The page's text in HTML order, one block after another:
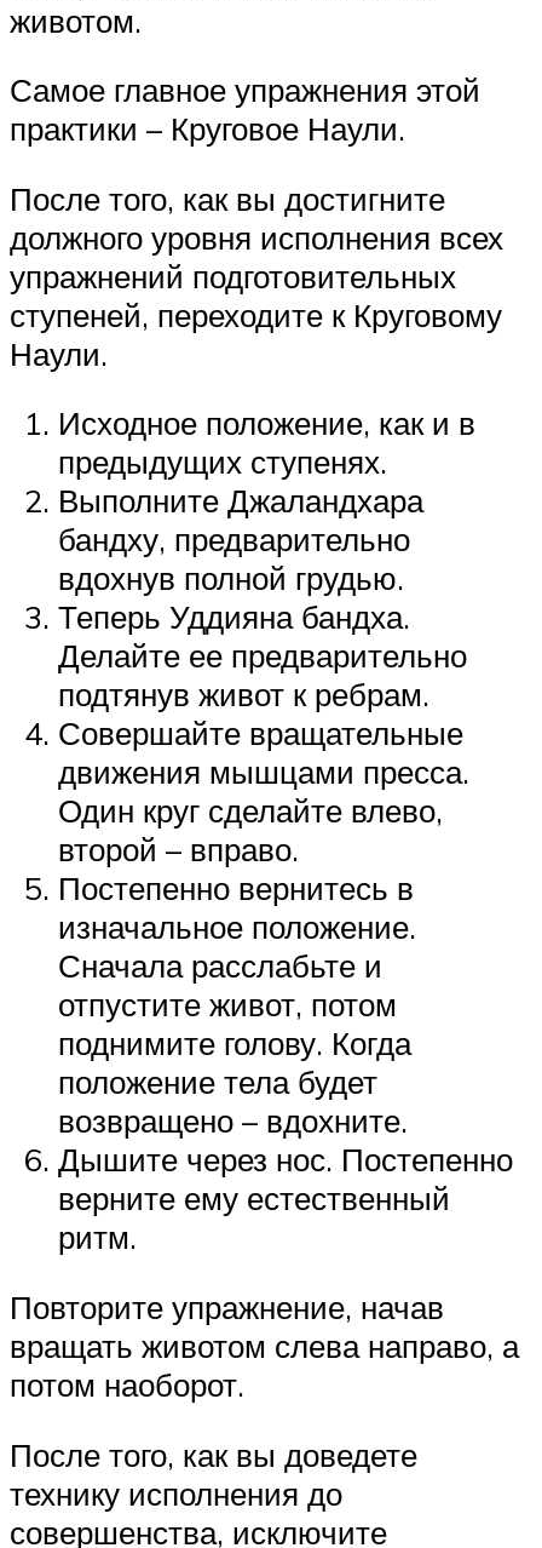
животом.
Самое главное упражнения этой
практики – Круговое Наули.
После того, как вы достигните
должного уровня исполнения всех
упражнений подготовительных
ступеней, переходите к Круговому
Наули.
Исходное положение, как и в
предыдущих ступенях.
Выполните Джаландхара
бандху, предварительно
вдохнув полной грудью.
Теперь Уддияна бандха.
Делайте ее предварительно
подтянув живот к ребрам.
Совершайте вращательные
движения мышцами пресса.
Один круг сделайте влево,
второй – вправо.
Постепенно вернитесь в
изначальное положение.
Сначала расслабьте и
отпустите живот, потом
поднимите голову. Когда
положение тела будет
возвращено – вдохните.
Дышите через нос. Постепенно
верните ему естественный
ритм.
Повторите упражнение, начав
вращать животом слева направо, а
потом наоборот.
После того, как вы доведете
технику исполнения до
совершенства, исключите